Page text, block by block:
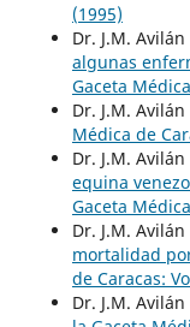
(1995)
Dr. J.M. Avilán
algunas
Gaceta
Dr. J.M. Avilán
Médica de
Dr. J.M. Avilán
equina
Gaceta
Dr. J.M. Avilán
mortalidad
de Caracas:
Dr. J.M. Avilán